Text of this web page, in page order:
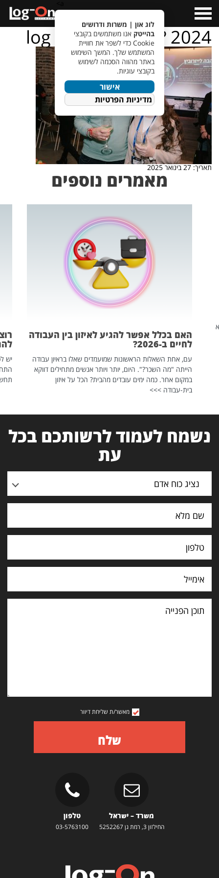
Menu
log – on – ???????? 2024
תאריך: 27 בינואר 2025
מאמרים נוספים
האם בכלל אפשר להגיע לאיזון בין העבודה
לחיים ב-2026?
עם, אחת השאלות הראשונות שמועמדים שאלו בראיון עבודה
הייתה "מה השכר?". היום, יותר ויותר אנשים מתחילים דווקא
במקום אחר. כמה ימים עובדים מהבית? הכל על איזון
בית-עבודה >>>
יש
נשמח לעמוד לרשותכם בכל
עת
נציג כוח אדם
תוכן
הפנייה
מאשר/ת שליחת דיוור
שלח
משרד – ישראל
החילזון 3, רמת גן 5252267
טלפון
03-5763100
לוג און | משרות ודרושים
בהייטק אנו משתמשים בקובצי
Cookie כדי לשפר את חוויית
המשתמש שלך. המשך השימוש
באתר מהווה הסכמה לשימוש
בקובצי עוגיות.
אישור
מדיניות הפרטיות